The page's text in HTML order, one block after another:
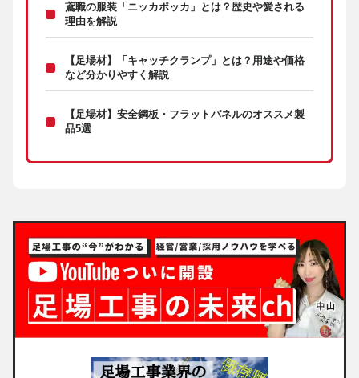
鳶職の服装「ニッカポッカ」とは？歴史や愛される
理由を解説
【足場材】「キャッチクランプ」とは？用途や価格
など分かりやすく解説
【足場材】安全鋼板・フラットパネルのオススメ製
品5選